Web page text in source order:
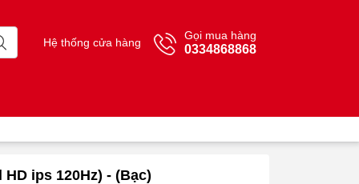
Hệ thống cửa hàng
Gọi mua hàng
0334868868
ips 120Hz) - (Bạc)